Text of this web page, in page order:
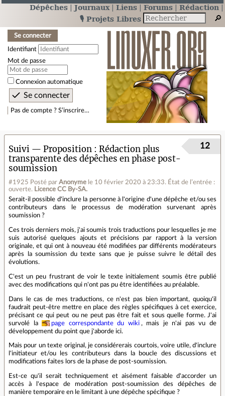
Dépêches Journaux Liens Forums
Rédaction
🎙️ Projets Libres
Se connecter
Identifiant
Mot de passe
Connexion automatique
Pas de compte ? S’inscrire…
Suivi — Proposition
Rédaction plus
transparente des dépêches en phase post-
soumission
#1925 Posté par Anonyme le 10 février 2020 à 23:33. État de l’entrée :
ouverte. Licence CC By‑SA.
12
Serait-il possible d'inclure la personne à l'origine d'une dépêche et/ou ses
contributeurs dans le processus de modération survenant après
soumission ?
Ces trois derniers mois, j'ai soumis trois traductions pour lesquelles je me
suis autorisé quelques ajouts et précisions par rapport à la version
originale, et qui ont à nouveau été modifiées par différents modérateurs
après la soumission du texte sans que je puisse suivre le détail des
évolutions.
C'est un peu frustrant de voir le texte initialement soumis être publié
avec des modifications qui n'ont pas pu être identifiées au préalable.
Dans le cas de mes traductions, ce n'est pas bien important, quoiqu'il
faudrait peut-être mettre en place des règles spécifiques à cet exercice,
précisant ce qui peut ou ne peut pas être fait et sous quelle forme. J'ai
survolé la
page correspondante du wiki , mais je n'ai pas vu de
développement du point que j'aborde ici.
Mais pour un texte original, je considérerais courtois, voire utile, d'inclure
l'initiateur et/ou les contributeurs dans la boucle des discussions et
modifications faites lors de la phase de post-soumission.
Est-ce qu'il serait techniquement et aisément faisable d'accorder un
accès à l'espace de modération post-soumission des dépêches de
manière temporaire en le limitant à une dépêche spécifique ?